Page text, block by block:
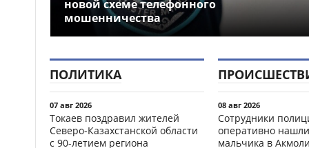
новой схеме телефонного
мошенничества
ПОЛИТИКА
07 авг 2026
Токаев поздравил жителей
Северо-Казахстанской области
с 90-летием региона
08 авг 2026
Сотрудники
оперативно
мальчика в